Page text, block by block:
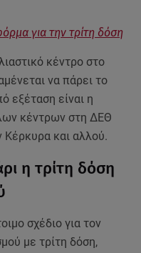
για την τρίτη δόση
κέντρο στο
να πάρει το
εξέταση είναι η
κέντρων στη ΔΕΘ
Κέρκυρα και αλλού.
η τρίτη δόση
σχέδιο για τον
με τρίτη δόση,